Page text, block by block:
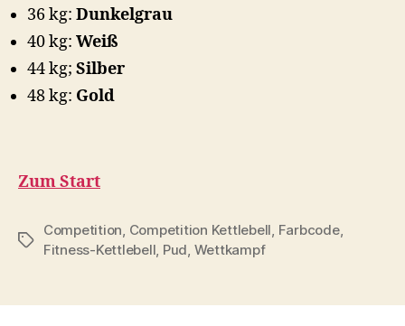
36 kg: Dunkelgrau
40 kg: Weiß
44 kg; Silber
48 kg: Gold
Zum Start
Schlagwörter
Competition, Competition Kettlebell, Farbcode,
Fitness-Kettlebell, Pud, Wettkampf